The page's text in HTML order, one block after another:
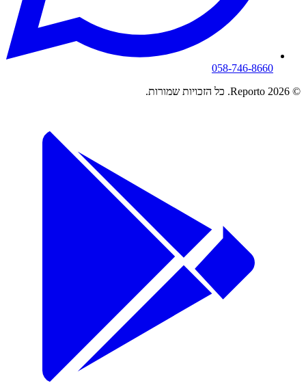
058-746-8660
© 2026 Reporto. כל הזכויות שמורות.